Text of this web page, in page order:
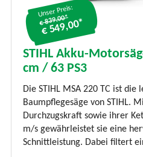
Unser Preis:
€ 839.00*
€ 549,00*
STIHL Akku-
cm / 63 PS3
Die STIHL MSA 220 TC ist die
Baumpflegesäge von STIHL.
Durchzugskraft sowie ihrer
m/s gewährleistet sie eine
Schnittleistung. Dabei filtert